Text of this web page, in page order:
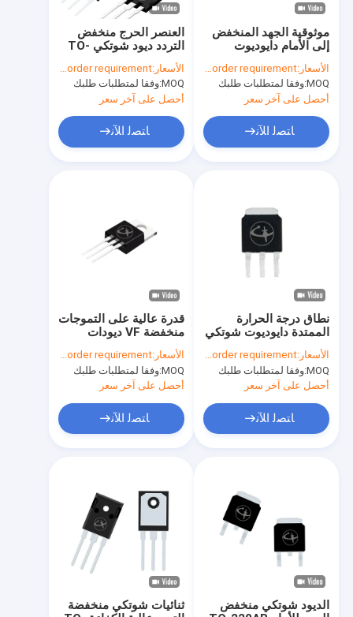
فيديوهات
برنامج VR
العنصر الحرج منخفض
التردد ديود شوتكي TO-
252 للاتصالات اللاسلكية
الأسعار:According to your order requirement
MOQ: وفقا لمتطلبات طلبك
أحصل على آخر سعر
ﺎﺘﺼﻟ ﺍﻶﻧ
موثوقية الجهد المنخفض
إلى الأمام دايوديوت
محرك خطوة
الأسعار:According to your order requirement
MOQ: وفقا لمتطلبات طلبك
أحصل على آخر سعر
ﺎﺘﺼﻟ ﺍﻶﻧ
قدرة عالية على التموجات
منخفضة VF ديودات
التبديلية
الأسعار:According to your order requirement
MOQ: وفقا لمتطلبات طلبك
أحصل على آخر سعر
ﺎﺘﺼﻟ ﺍﻶﻧ
نطاق درجة الحرارة
الممتدة دايوديوت شوتكي
منخفض التردد لحد التيار
الأسعار:According to your order requirement
MOQ: وفقا لمتطلبات طلبك
أحصل على آخر سعر
ﺎﺘﺼﻟ ﺍﻶﻧ
ثنائيات شوتكي منخفضة
الديود شوتكي منخفض